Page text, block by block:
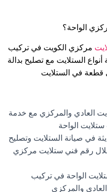
الواحة؟
مركزي الكويت في تركيب
الستلايت مع تصليح بدالة
قطعة في الستلايت
العادي والمركزي مع خدمة
ستلايت الواحة
في صيانة الستلايت وتصليح
رقم فني ستلايت مركزي
الواحة في تركيب
والمركزي